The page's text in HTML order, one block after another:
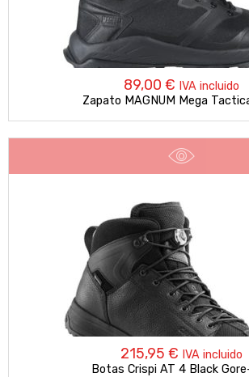
89,00 € IVA incluido
Zapato MAGNUM Mega
215,95 € IVA incluido
Botas Crispi AT 4 Black